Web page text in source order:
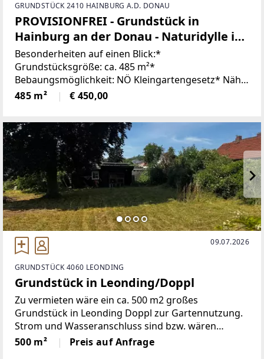
GRUNDSTÜCK 2410 HAINBURG A.D. DONAU
PROVISIONFREI - Grundstück in
Hainburg an der Donau - Naturidylle in
Donaunähe
Besonderheiten auf einen Blick:*
Grundstücksgröße: ca. 485 m²*
Bebaungsmöglichkeit: NÖ Kleingartengesetz* Nähe
zur Donau – nur wenige Schritte entfernt* Ruhige,
naturnahe Lage* Vielfältige Freizeit- und
485 m² € 450,00
09.07.2026
GRUNDSTÜCK 4060 LEONDING
Grundstück in Leonding/Doppl
Zu vermieten wäre ein ca. 500 m2 großes
Grundstück in Leonding Doppl zur Gartennutzung.
Strom und Wasseranschluss sind bzw. wären
möglich. Ein eigener Zugang müsste geschaffen
werden. Das Grundstück könnte auch geteilt
500 m² Preis auf Anfrage